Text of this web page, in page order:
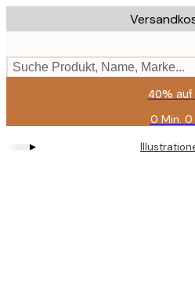
to
content.
Suche Produkt, Name, Marke...
40% auf
0 Min. 0
bis:
▸